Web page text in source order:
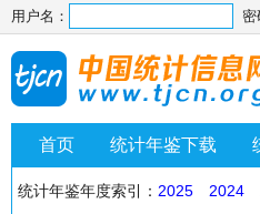
用户名： 密
首页 统计年鉴下载
统计年鉴年度索引： 2025 2024